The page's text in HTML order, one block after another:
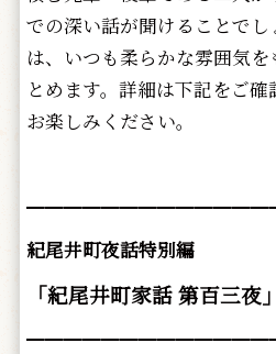
での深い話が聞けることでし
は、いつも柔らかな雰囲気
とめます。詳細は下記をご
お楽しみください。
紀尾井町夜話特別編
「紀尾井町家話 第百三夜」